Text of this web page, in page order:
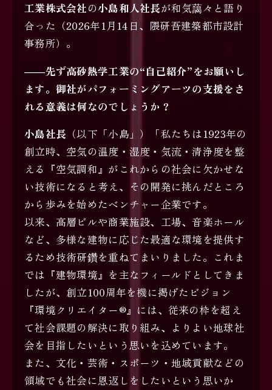
工業株式会社の小島和人社長が和気藹々と語り
合った（2026年1月14日、隈研吾建築都市設計
事務所）。
――先ず高砂熱学工業の“自己紹介”をお願いし
ます。御社がパフォーミングアーツの支援をさ
れる意義は何なのでしょうか？
小島社長 （以下「小島」）「私たちは1923年の
創立時、空気の温度・湿度・気流・清浄度を整
える『空気調和』がこれからの社会に欠かせな
い技術になると考え、その開発に挑んだところ
から歩みを始めたベンチャー企業です。
以来、高層ビルや商業施設、工場、音楽ホール
など、多様な建物に応じた最適な環境を提供す
るため技術研鑽を重ねてまいりました。これま
では『建物環境』を主なフィールドとしてきま
したが、創立100周年を機に掲げたビジョン
『環境クリエイター®』には、従来の枠を超え
て社会課題の解決に取り組み、よりよい地球社
会を目指したいという思いを込めています。
また、文化・芸術・スポーツ・地域貢献などの
領域でも社会に恩返しをしたいという思いか